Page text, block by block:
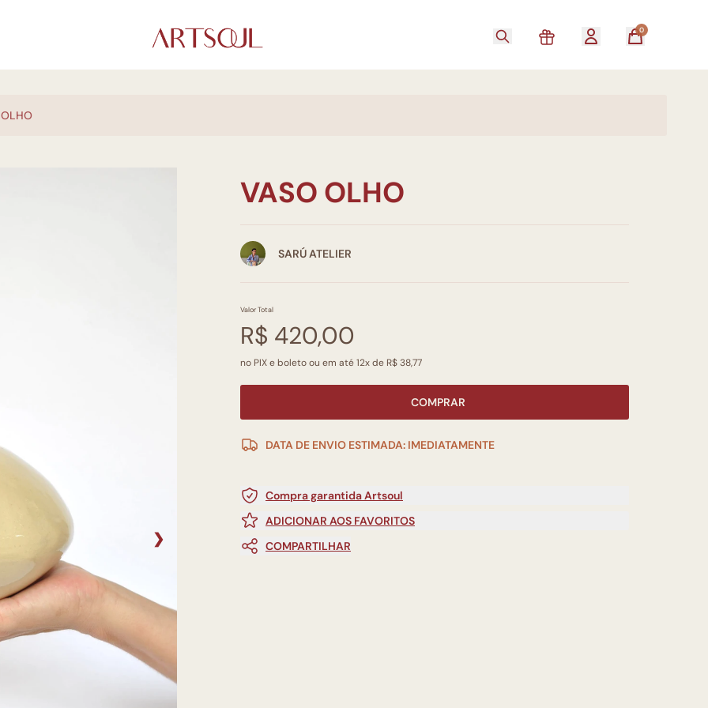
0
❯
VASO OLHO
SARÚ ATELIER
Valor Total
R$ 420,00
no PIX e boleto ou em até 12x de R$ 38,77
COMPRAR
DATA DE ENVIO ESTIMADA: IMEDIATAMENTE
Compra garantida Artsoul
ADICIONAR AOS FAVORITOS
COMPARTILHAR